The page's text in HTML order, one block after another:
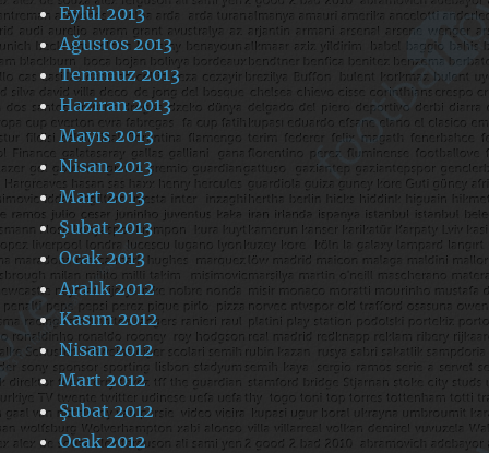
Eylül 2013
Ağustos 2013
Temmuz 2013
Haziran 2013
Mayıs 2013
Nisan 2013
Mart 2013
Şubat 2013
Ocak 2013
Aralık 2012
Kasım 2012
Nisan 2012
Mart 2012
Şubat 2012
Ocak 2012